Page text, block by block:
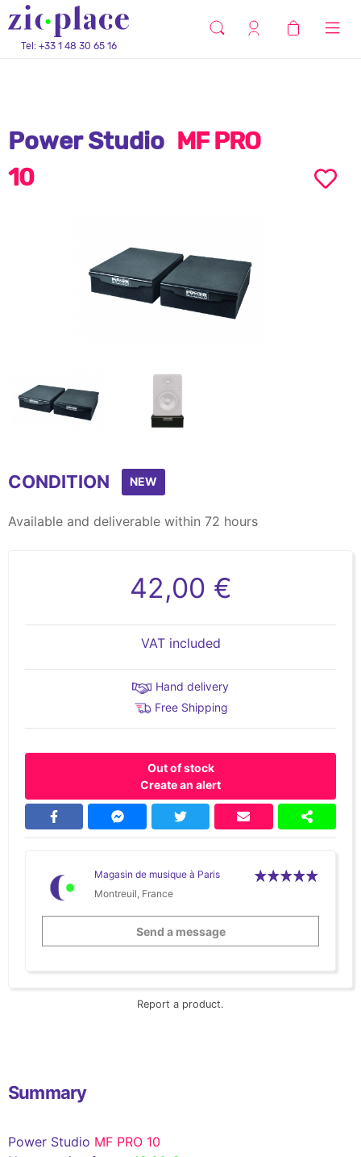
Tel: +33 1 48 30 65 16
Power Studio MF PRO
10
of
CONDITION NEW
Available and deliverable within 72 hours
42,00 €
VAT included
Hand delivery
Free Shipping
Out of stock
Create an alert
Magasin de musique à Paris
Montreuil, France
Send a message
Report a product.
Summary
Power Studio MF PRO 10